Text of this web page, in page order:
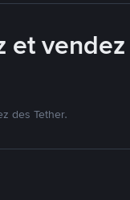
et
des Tether.